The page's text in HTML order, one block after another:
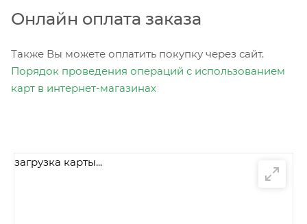
Онлайн оплата заказа
Также Вы можете оплатить покупку через сайт.
Порядок проведения операций с использованием
карт в интернет-магазинах
загрузка карты...